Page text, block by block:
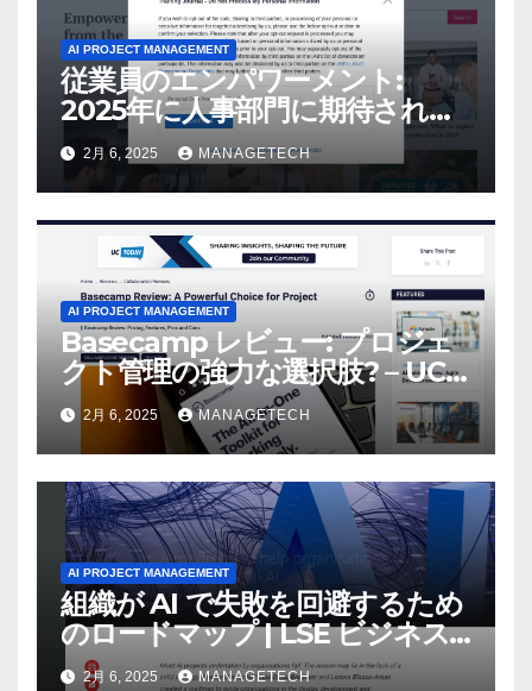
AI PROJECT MANAGEMENT
従業員のエンパワーメント:
2025年に人事部門に期待される
こと –
2月 6, 2025 MANAGETECH
AI PROJECT MANAGEMENT
Basecamp レビュー: プロジェ
クト管理の強力な選択肢? – UC
Today
2月 6, 2025 MANAGETECH
AI PROJECT MANAGEMENT
組織が AI で失敗を回避するため
のロードマップ | LSE ビジネス
レビュー
2月 6, 2025 MANAGETECH